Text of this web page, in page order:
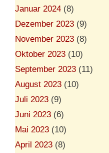
Januar 2024 (8)
Dezember 2023 (9)
November 2023 (8)
Oktober 2023 (10)
September 2023 (11)
August 2023 (10)
Juli 2023 (9)
Juni 2023 (6)
Mai 2023 (10)
April 2023 (8)